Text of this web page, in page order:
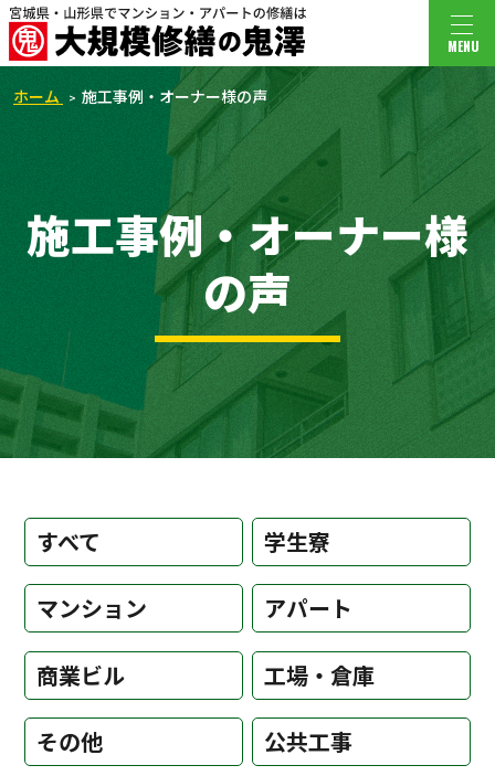
MENU
ホーム 施工事例・オーナー様の声
施工事例・オーナー様
の声
すべて 学生寮
マンション アパート
商業ビル 工場・倉庫
その他 公共工事